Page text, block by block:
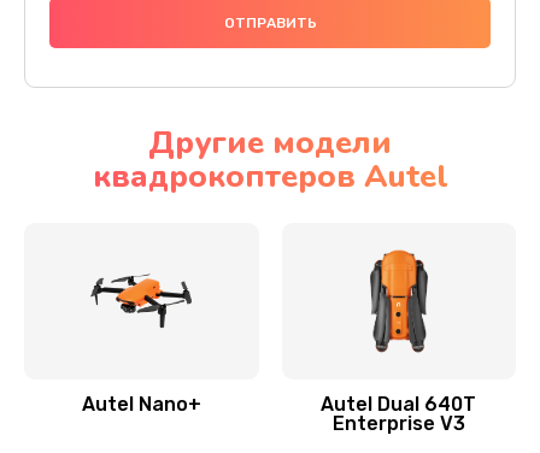
Другие модели
квадрокоптеров Autel
Autel Nano+
Autel Dual 640T
Enterprise V3